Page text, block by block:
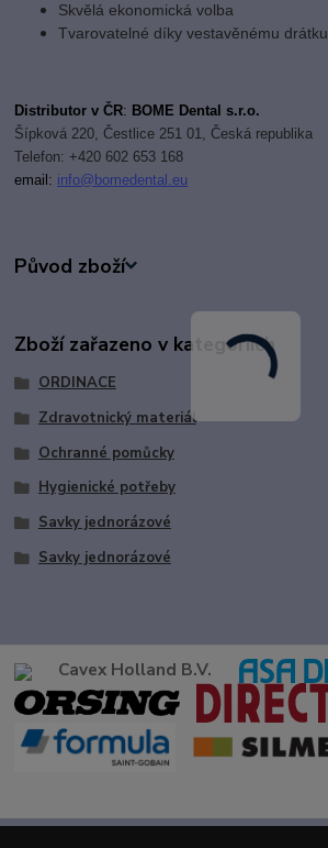
Skvělá ekonomická volba
Tvarovatelné díky vestavěnému drátku
Distributor v ČR: BOME Dental s.r.o.
Šípková 220, Čestlice 251 01, Česká republika
Telefon: +420 602 653 168
email: info@bomedental.eu
Původ zboží
Zboží zařazeno v kategoriích
ORDINACE
Zdravotnický materiál
Ochranné pomůcky
Hygienické potřeby
Savky jednorázové
Savky jednorázové
Cavex Holland B.V.